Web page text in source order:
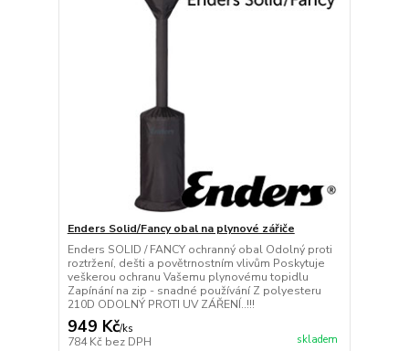
Enders Solid/Fancy obal na plynové zářiče
Enders SOLID / FANCY ochranný obal Odolný proti
roztržení, dešti a povětrnostním vlivům Poskytuje
veškerou ochranu Vašemu plynovému topidlu
Zapínání na zip - snadné používání Z polyesteru
210D ODOLNÝ PROTI UV ZÁŘENÍ..!!!
949 Kč/ks
784 Kč bez DPH skladem